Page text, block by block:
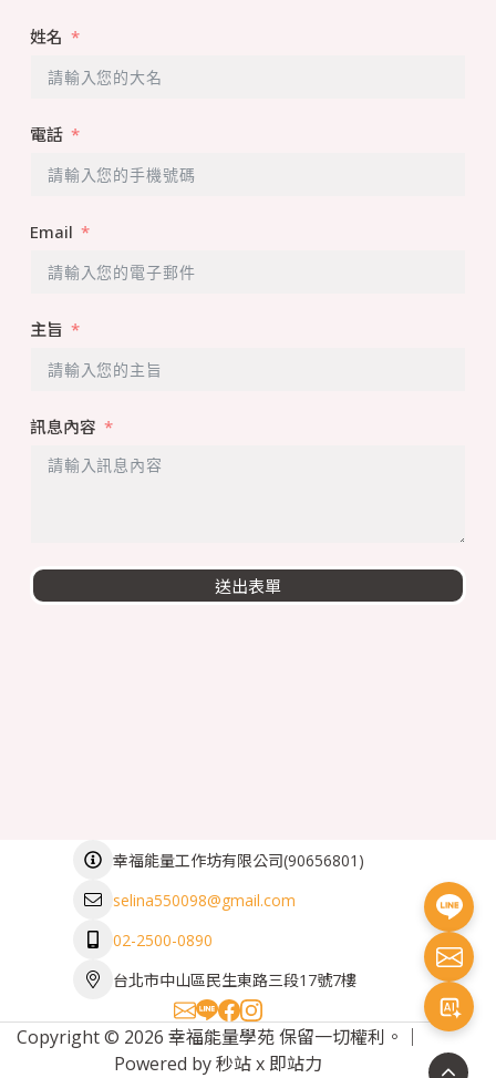
姓名
電話
Email
主旨
訊息內容
送出表單
幸福能量工作坊有限公司(90656801 )
selina550098@gmail.com
02-2500-0890
台北市中山區民生東路三段17號7樓
Copyright © 2026 幸福能量學苑 保留一切權利。｜
Powered by秒站x 即站力